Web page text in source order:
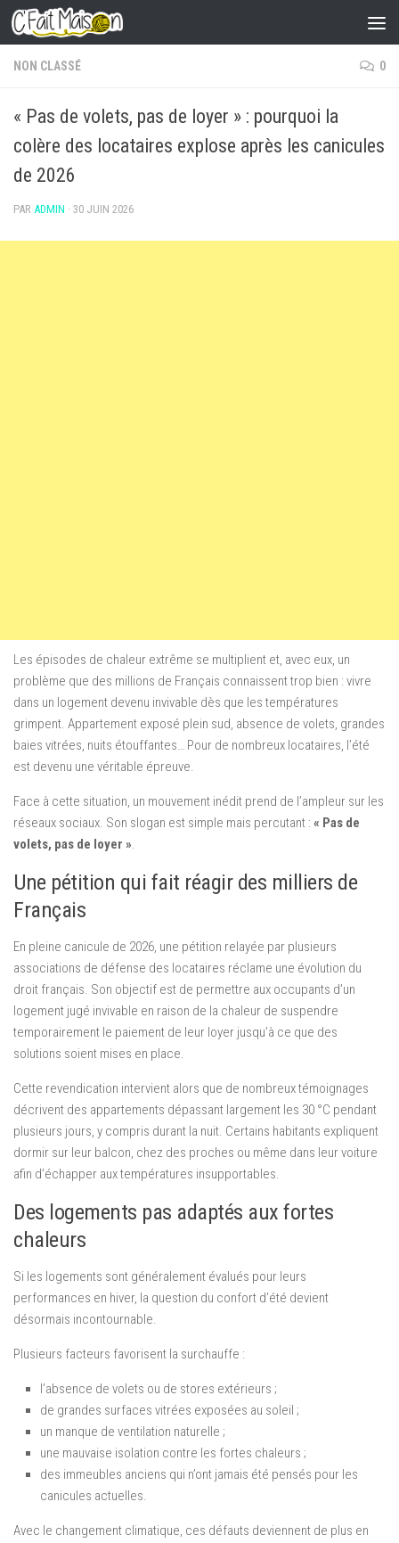
Skip to content
NON CLASSÉ 0
« Pas de volets, pas de loyer » : pourquoi la
colère des locataires explose après les canicules
de 2026
PAR ADMIN · 30 JUIN 2026
Les épisodes de chaleur extrême se multiplient et, avec eux, un
problème que des millions de Français connaissent trop bien : vivre
dans un logement devenu invivable dès que les températures
grimpent. Appartement exposé plein sud, absence de volets, grandes
baies vitrées, nuits étouffantes… Pour de nombreux locataires, l’été
est devenu une véritable épreuve.
Face à cette situation, un mouvement inédit prend de l’ampleur sur les
réseaux sociaux. Son slogan est simple mais percutant : « Pas de
volets, pas de loyer ».
Une pétition qui fait réagir des milliers de
Français
En pleine canicule de 2026, une pétition relayée par plusieurs
associations de défense des locataires réclame une évolution du
droit français. Son objectif est de permettre aux occupants d’un
logement jugé invivable en raison de la chaleur de suspendre
temporairement le paiement de leur loyer jusqu’à ce que des
solutions soient mises en place.
Cette revendication intervient alors que de nombreux témoignages
décrivent des appartements dépassant largement les 30 °C pendant
plusieurs jours, y compris durant la nuit. Certains habitants expliquent
dormir sur leur balcon, chez des proches ou même dans leur voiture
afin d’échapper aux températures insupportables.
Des logements pas adaptés aux fortes
chaleurs
Si les logements sont généralement évalués pour leurs
performances en hiver, la question du confort d’été devient
désormais incontournable.
Plusieurs facteurs favorisent la surchauffe :
l’absence de volets ou de stores extérieurs ;
de grandes surfaces vitrées exposées au soleil ;
un manque de ventilation naturelle ;
une mauvaise isolation contre les fortes chaleurs ;
des immeubles anciens qui n’ont jamais été pensés pour les
canicules actuelles.
Avec le changement climatique, ces défauts deviennent de plus en